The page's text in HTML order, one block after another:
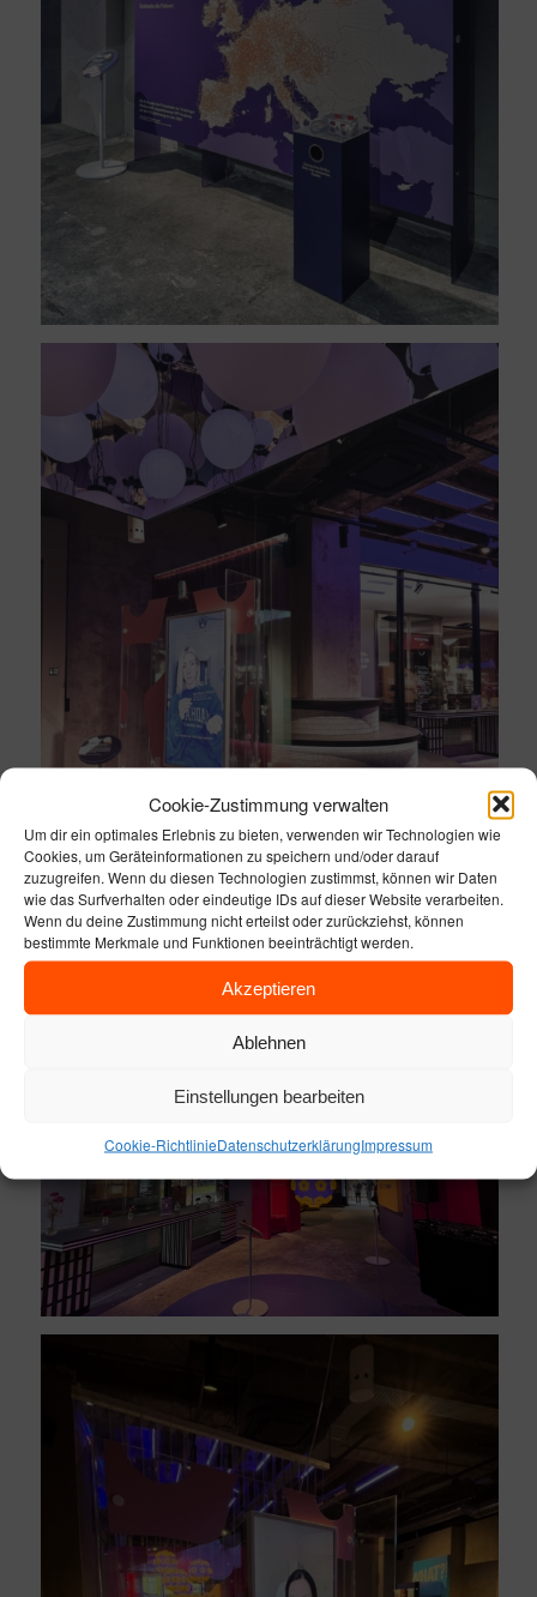
Cookie-Zustimmung verwalten
Um dir ein optimales Erlebnis zu bieten, verwenden wir Technologien wie
Cookies, um Geräteinformationen zu speichern und/oder darauf
zuzugreifen. Wenn du diesen Technologien zustimmst, können wir Daten
wie das Surfverhalten oder eindeutige IDs auf dieser Website verarbeiten.
Wenn du deine Zustimmung nicht erteilst oder zurückziehst, können
bestimmte Merkmale und Funktionen beeinträchtigt werden.
Akzeptieren
Ablehnen
Einstellungen bearbeiten
Cookie-RichtlinieDatenschutzerklärungImpressum